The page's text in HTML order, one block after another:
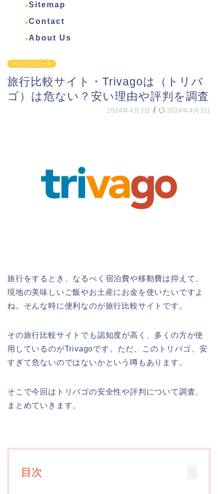
Sitemap
Contact
About Us
トレンドニュース
旅行比較サイト・Trivagoは（トリバ
ゴ）は危ない？安い理由や評判を調査
2024年4月3日 / 2024年4月3日
旅行をするとき、なるべく宿泊費や移動費は抑えて、
現地の美味しいご飯やお土産にお金を使いたいですよ
ね。そんな時に便利なのが旅行比較サイトです。
その旅行比較サイトでも認知度が高く、多くの方が使
用しているのがTrivagoです。ただ、このトリバゴ、安
すぎて危ないのではないかという噂もあります。
そこで今回はトリバゴの安全性や評判について調査、
まとめていきます。
目次